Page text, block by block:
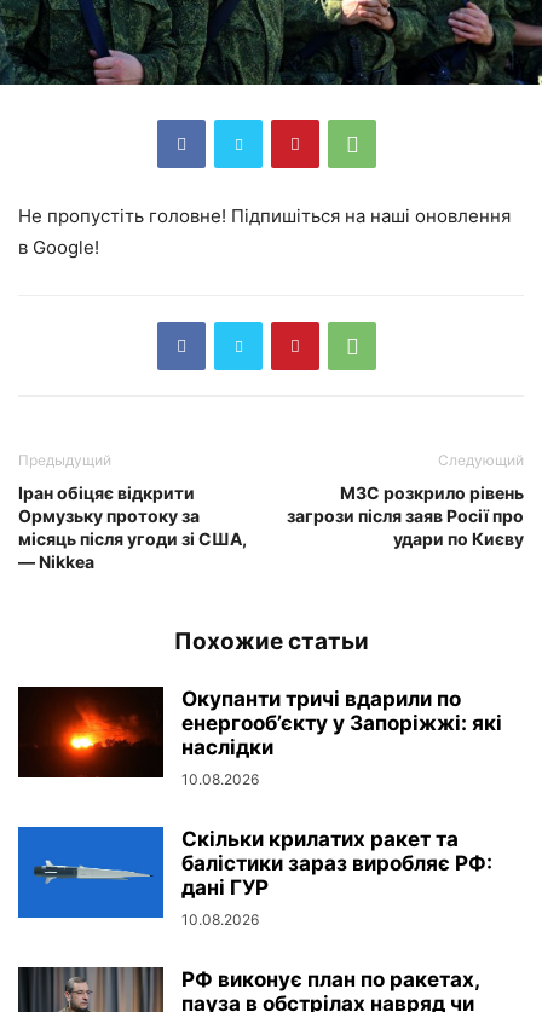
Не пропустіть головне! Підпишіться на наші оновлення
в Google!
Предыдущий
Іран обіцяє відкрити
Ормузьку протоку за
місяць після угоди зі США,
— Nikkea
Следующий
МЗС розкрило рівень
загрози після заяв Росії про
удари по Києву
Похожие статьи
Окупанти тричі вдарили по
енергооб’єкту у Запоріжжі: які
наслідки
10.08.2026
Скільки крилатих ракет та
балістики зараз виробляє РФ:
дані ГУР
10.08.2026
РФ виконує план по ракетах,
пауза в обстрілах навряд чи